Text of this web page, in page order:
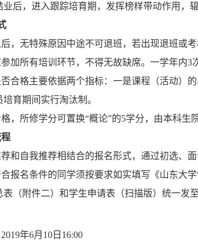
后，进入跟踪培育期，发挥榜样带动作用，
，无特殊原因中途不可退班，若出现退班或
加所有培训环节，不得无故缺席。一学年内3
合格主要依据两个指标：一是课程（活动）
育期间实行淘汰制。
， 所修学分可置换“概论”的5学分， 由本科生
和自我推荐相结合的报名形式，通过初选、
报名条件的同学须按要求如实填写《山东大学
（附件二）和学生申请表（扫描版） 统一发
2019年6月 10 日16:00